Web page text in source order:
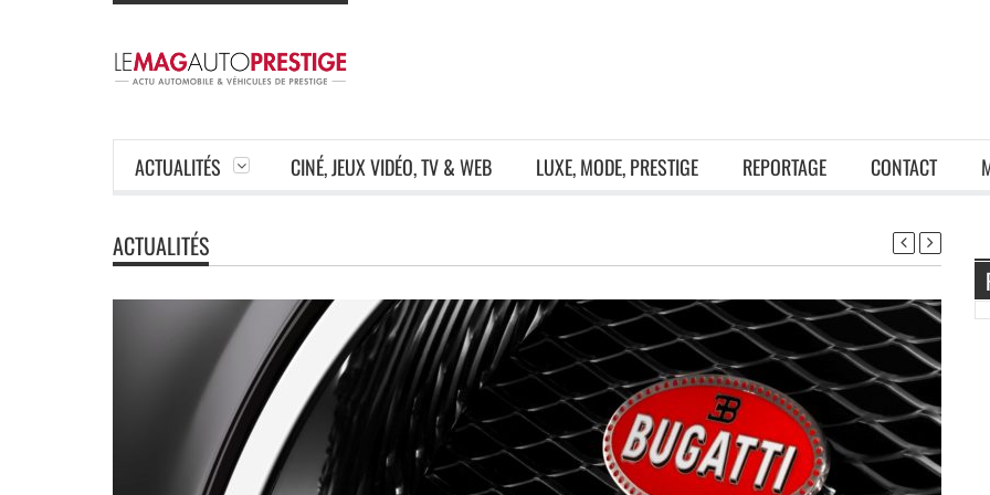
ACTUALITÉS CINÉ, JEUX VIDÉO, TV & WEB LUXE, MODE, PRESTIGE REPORTAGE CONTACT
ACTUALITÉS